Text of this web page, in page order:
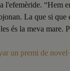
l'efemèride. “Hem
La que si que
és la meva mare.
un premi de